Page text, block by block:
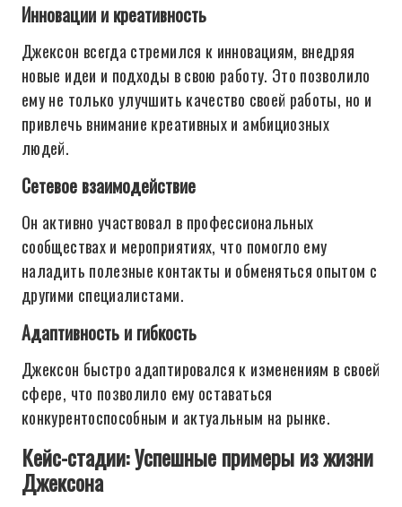
Инновации и креативность
Джексон всегда стремился к инновациям, внедряя
новые идеи и подходы в свою работу. Это позволило
ему не только улучшить качество своей работы, но и
привлечь внимание креативных и амбициозных
людей.
Сетевое взаимодействие
Он активно участвовал в профессиональных
сообществах и мероприятиях, что помогло ему
наладить полезные контакты и обменяться опытом с
другими специалистами.
Адаптивность и гибкость
Джексон быстро адаптировался к изменениям в своей
сфере, что позволило ему оставаться
конкурентоспособным и актуальным на рынке.
Кейс-стадии: Успешные примеры из жизни
Джексона